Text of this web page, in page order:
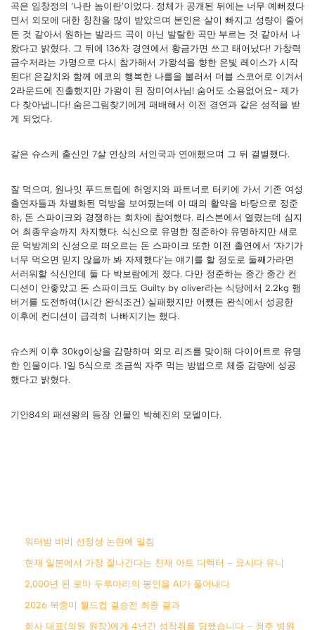
곡은 임창정의 ‘나란 놈이란’이었다. 정체가 공개된 뒤에는 너무 예뻐졌다
면서 외모에 대한 칭찬을 많이 받았으며 본인은 살이 빠지고 성량이 줄어
든 것 같아서 원하는 발라드 곡이 아닌 발랄한 곡만 부르는 것 같아서 나
왔다고 밝혔다. 그 뒤에 136차 경연에서 황금가면 쓰고 태어났다! 가창력
금수저라는 가명으로 다시 참가해서 가왕석을 향한 은빛 레이스가 시작
된다! 은갈치와 함께 에코의 행복한 나를을 불러서 더블 스코어로 이겨서
2라운드에 진출했지만 가왕이 된 장미여사님! 숨어도 소용없어요~ 제가
다 찾아냅니다! 숨은그림찾기에게 패배해서 이전 경연과 같은 성적을 받
게 되었다.
같은 슈스케 출신인 7살 연상의 서인국과 연애했으며 그 뒤 결별했다.
잘 먹으며, 원나잇 푸드트립에 허영지와 파트너로 터키에 가서 기존 여성
출연자들과 차별화된 먹방을 보여줬는데 이 때의 활약을 바탕으로 정준
하, 돈 스파이크와 경쟁하는 회차에 참여했다. 리스본에서 열렸는데 심지
어 최종우승까지 차지했다. 식신으로 유명한 정준하야 유명하지만 새로
운 먹방계의 신성으로 떠오르는 돈 스파이크 또한 이전 출연에서 ‘자기가
너무 먹으면 믿지 않을까 봐 자제했다’는 얘기를 할 정도로 둘째가라면
서러워할 식신인데 둘 다 박보람에게 졌다. 다만 정준하는 중간 중간 컨
디션이 안좋았고 돈 스파이크도 Guilty by oliver라는 식당에서 2.2kg 햄
버거를 도전하여(1시간 완식조건) 실패했지만 어쨌든 완식에서 성공한
이후에 컨디션이 급격히 나빠지기는 했다.
슈스케 이후 30kg이상을 감량하며 외모 리즈를 맞이해 다이어트로 유명
한 인물이다. 1일 5식으로 조금씩 자주 먹는 방법으로 체중 감량에 성공
했다고 밝혔다.
기안84의 패션왕의 등장 인물인 박혜진의 모델이다.
워터밤 비비 선정성 논란에 일침
현재 일본에서 가장 잘나간다는 천재 아트 디렉터 – 요시다 유니
2,000년 된 로마 두루마리의 봉인을 AI가 풀어내다
2026 북중미 월드컵 결승전 최종 결과
회사 대표(의원 원장)에게 4년간 성착취를 당했습니다 – 청주 병원